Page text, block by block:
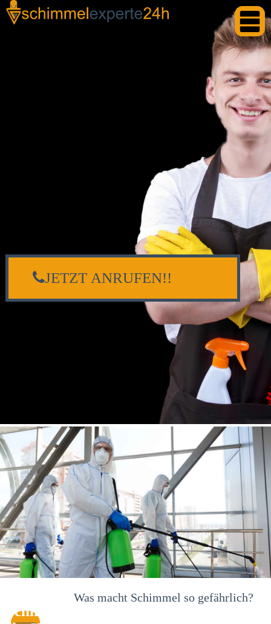
Schimmelexperte in Hof Waldeck –
JETZT ANRUFEN!!
Was macht Schimmel so gefährlich?